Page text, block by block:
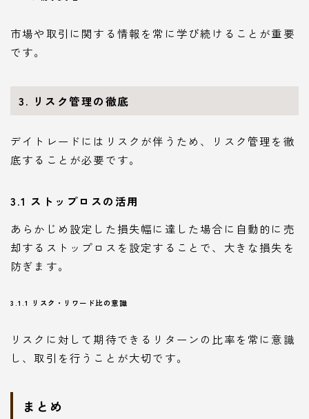
市場や取引に関する情報を常に学び続けることが重要
です。
3. リスク管理の徹底
デイトレードにはリスクが伴うため、リスク管理を徹
底することが必要です。
3.1 ストップロスの活用
あらかじめ設定した損失幅に達した場合に自動的に売
却するストップロスを設定することで、大きな損失を
防ぎます。
3.1.1 リスク・リワード比の意識
リスクに対して期待できるリターンの比率を常に意識
し、取引を行うことが大切です。
まとめ